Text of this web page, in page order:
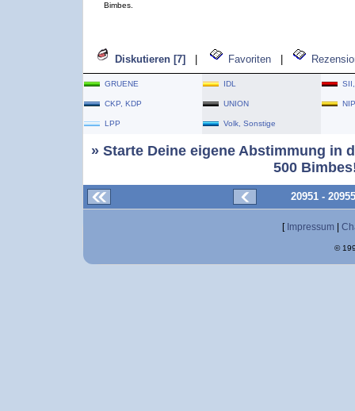
Bimbes.
Diskutieren [7] Favoriten
GRUENE IDL
CKP, KDP UNION NIP
LPP Volk, Sonstige
» Starte Deine eigene Abstimmung in
500
20951 -
[ Impressum
©